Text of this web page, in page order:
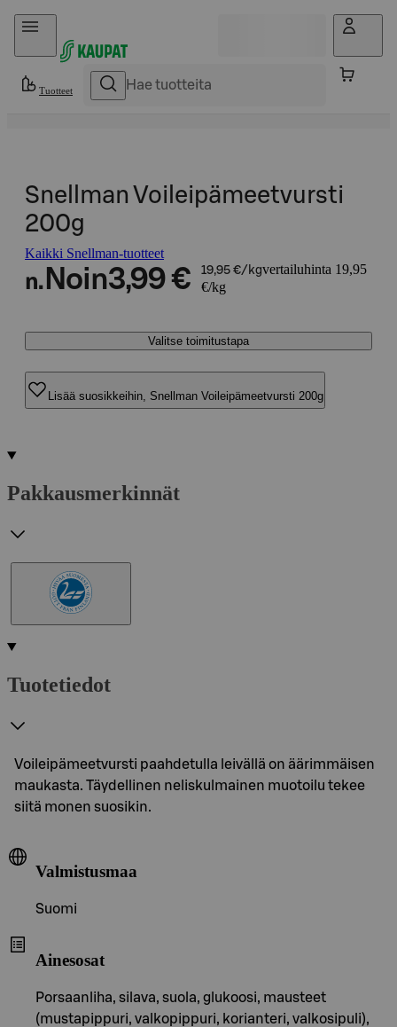
Hyppää sisältöön
Tuotteet
Snellman Voileipämeetvursti
200g
Kaikki Snellman-tuotteet
n. Noin3,99 € 19,95 €/kgvertailuhinta 19,95
€/kg
Valitse toimitustapa
Lisää suosikkeihin, Snellman Voileipämeetvursti 200g
Pakkausmerkinnät
Tuotetiedot
Voileipämeetvursti paahdetulla leivällä on äärimmäisen
maukasta. Täydellinen neliskulmainen muotoilu tekee
siitä monen suosikin.
Valmistusmaa
Suomi
Ainesosat
Porsaanliha, silava, suola, glukoosi, mausteet
(mustapippuri, valkopippuri, korianteri, valkosipuli),